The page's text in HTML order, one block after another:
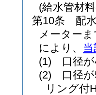
(給水管材
第10条
配
メーター
により、
(1)
口径
(2)
口径
リング付